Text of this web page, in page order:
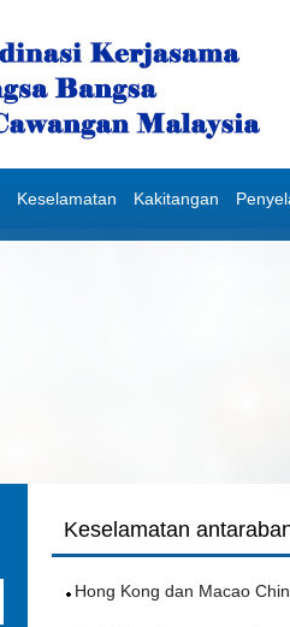
Keselamatan Kakitangan
Keselamatan
Hong Kong dan Macao